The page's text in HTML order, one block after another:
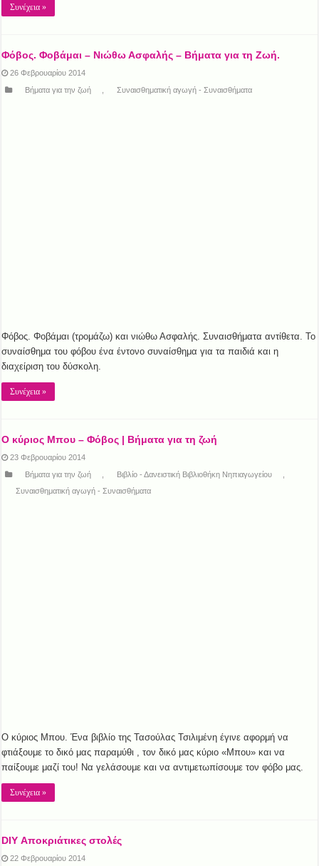
Συνέχεια »
Φόβος. Φοβάμαι – Νιώθω Ασφαλής – Βήματα για τη Ζωή.
26 Φεβρουαρίου 2014
Βήματα για την ζωή
Συναισθηματική αγωγή - Συναισθήματα
Φόβος. Φοβάμαι (τρομάζω) και νιώθω Ασφαλής. Συναισθήματα αντίθετα. Το
συναίσθημα του φόβου ένα έντονο συναίσθημα για τα παιδιά και η
διαχείριση του δύσκολη.
Συνέχεια »
Ο κύριος Μπου – Φόβος | Βήματα για τη ζωή
23 Φεβρουαρίου 2014
Βήματα για την ζωή
Βιβλίο - Δανειστική Βιβλιοθήκη Νηπιαγωγείου
Συναισθηματική αγωγή - Συναισθήματα
Ο κύριος Μπου. Ένα βιβλίο της Τασούλας Τσιλιμένη έγινε αφορμή να
φτιάξουμε το δικό μας παραμύθι , τον δικό μας κύριο «Μπου» και να
παίξουμε μαζί του! Να γελάσουμε και να αντιμετωπίσουμε τον φόβο μας.
Συνέχεια »
DIY Αποκριάτικες στολές
22 Φεβρουαρίου 2014